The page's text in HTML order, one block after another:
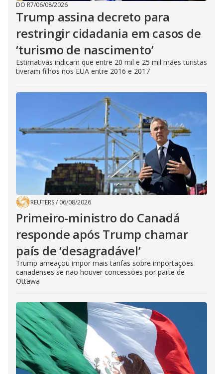
DO R7/06/08/2026
Trump assina decreto para
restringir cidadania em casos de
‘turismo de nascimento’
Estimativas indicam que entre 20 mil e 25 mil mães turistas
tiveram filhos nos EUA entre 2016 e 2017
REUTERS/ 06/08/2026
Primeiro-ministro do Canadá
responde após Trump chamar
país de ‘desagradável’
Trump ameaçou impor mais tarifas sobre importações
canadenses se não houver concessões por parte de
Ottawa